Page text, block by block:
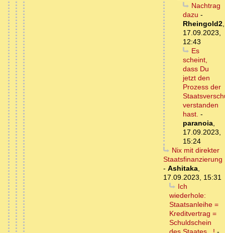
Nachtrag
dazu -
Rheingold2,
17.09.2023,
12:43
Es
scheint,
dass Du
jetzt den
Prozess der
verstanden
hast. -
paranoia,
17.09.2023,
15:24
Nix mit direkter
Staatsfinanzierung
- Ashitaka,
17.09.2023, 15:31
Ich
wiederhole:
Staatsanleihe =
Kreditvertrag =
Schuldschein